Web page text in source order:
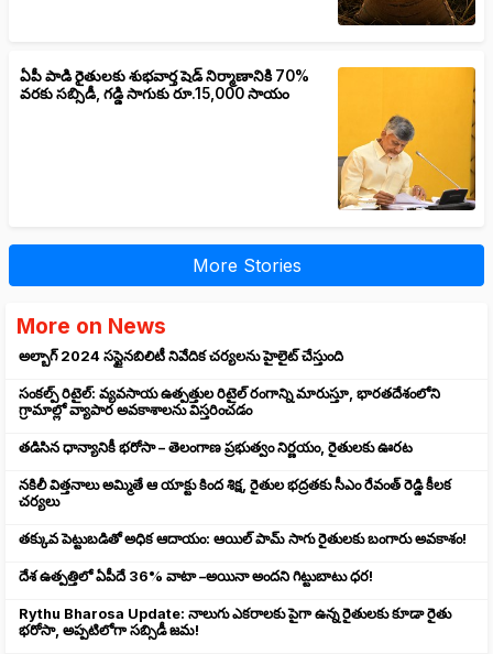
ఏపీ పాడి రైతులకు శుభవార్త షెడ్ నిర్మాణానికి 70%
వరకు సబ్సిడీ, గడ్డి సాగుకు రూ.15,000 సాయం
More Stories
More on News
అల్బాగ్ 2024 సస్టైనబిలిటీ నివేదిక చర్యలను హైలైట్ చేస్తుంది
సంకల్ప్ రిటైల్: వ్యవసాయ ఉత్పత్తుల రిటైల్ రంగాన్ని మారుస్తూ, భారతదేశంలోని
గ్రామాల్లో వ్యాపార అవకాశాలను విస్తరించడం
తడిసిన ధాన్యానికీ భరోసా – తెలంగాణ ప్రభుత్వం నిర్ణయం, రైతులకు ఊరట
నకిలీ విత్తనాలు అమ్మితే ఆ యాక్టు కింద శిక్ష, రైతుల భద్రతకు సీఎం రేవంత్ రెడ్డి కీలక
చర్యలు
తక్కువ పెట్టుబడితో అధిక ఆదాయం: ఆయిల్ పామ్ సాగు రైతులకు బంగారు అవకాశం!
దేశ ఉత్పత్తిలో ఏపీదే 36% వాటా –అయినా అందని గిట్టుబాటు ధర!
Rythu Bharosa Update: నాలుగు ఎకరాలకు పైగా ఉన్న రైతులకు కూడా రైతు
భరోసా, అప్పటిలోగా సబ్సిడీ జమ!